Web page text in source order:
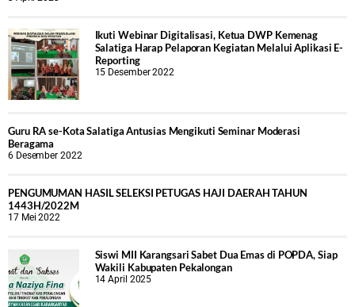
Ikuti Webinar Digitalisasi, Ketua DWP Kemenag
Salatiga Harap Pelaporan Kegiatan Melalui Aplikasi E-
Reporting
15 Desember 2022
Guru RA se-Kota Salatiga Antusias Mengikuti Seminar Moderasi
Beragama
6 Desember 2022
PENGUMUMAN HASIL SELEKSI PETUGAS HAJI DAERAH TAHUN
1443H/2022M
17 Mei 2022
Siswi MII Karangsari Sabet Dua Emas di POPDA, Siap
Wakili Kabupaten Pekalongan
14 April 2025